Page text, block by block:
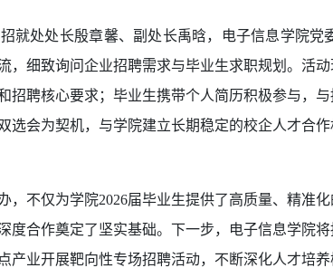
就处处长殷章馨、副处长禹晗，电子信息学院
，细致询问企业招聘需求与毕业生求职规划。活
招聘核心要求；毕业生携带个人简历积极参与，
选会为契机，与学院建立长期稳定的校企人才合
，不仅为学院2026届毕业生提供了高质量、精准
度合作奠定了坚实基础。下一步，电子信息学院
产业开展靶向性专场招聘活动，不断深化人才培